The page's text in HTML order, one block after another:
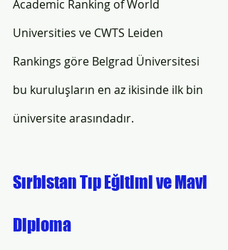
Academic Ranking of World
Universities ve CWTS Leiden
Rankings göre Belgrad Üniversitesi
bu kuruluşların en az ikisinde ilk bin
üniversite arasındadır.
Sırbistan Tıp Eğitimi ve Mavi
Diploma